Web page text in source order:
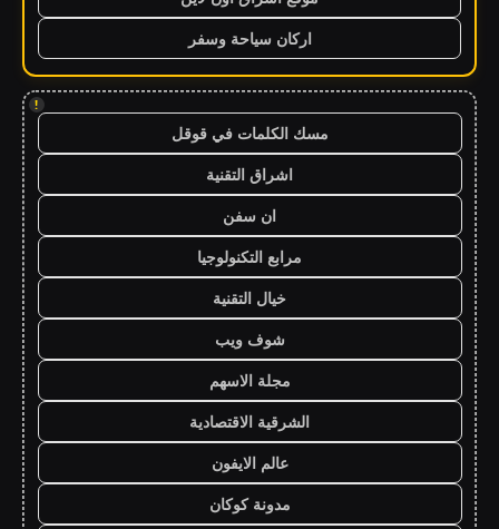
اركان سياحة وسفر
!
مسك الكلمات في قوقل
اشراق التقنية
ان سفن
مرابع التكنولوجيا
خيال التقنية
شوف ويب
مجلة الاسهم
الشرقية الاقتصادية
عالم الايفون
مدونة كوكان